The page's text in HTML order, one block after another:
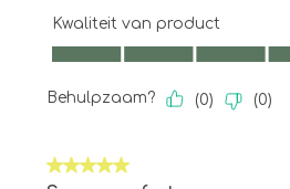
Kwaliteit van product
Kwaliteit van product, 5.0 van
Behulpzaam? (0) (0)
5 van 5 sterren.